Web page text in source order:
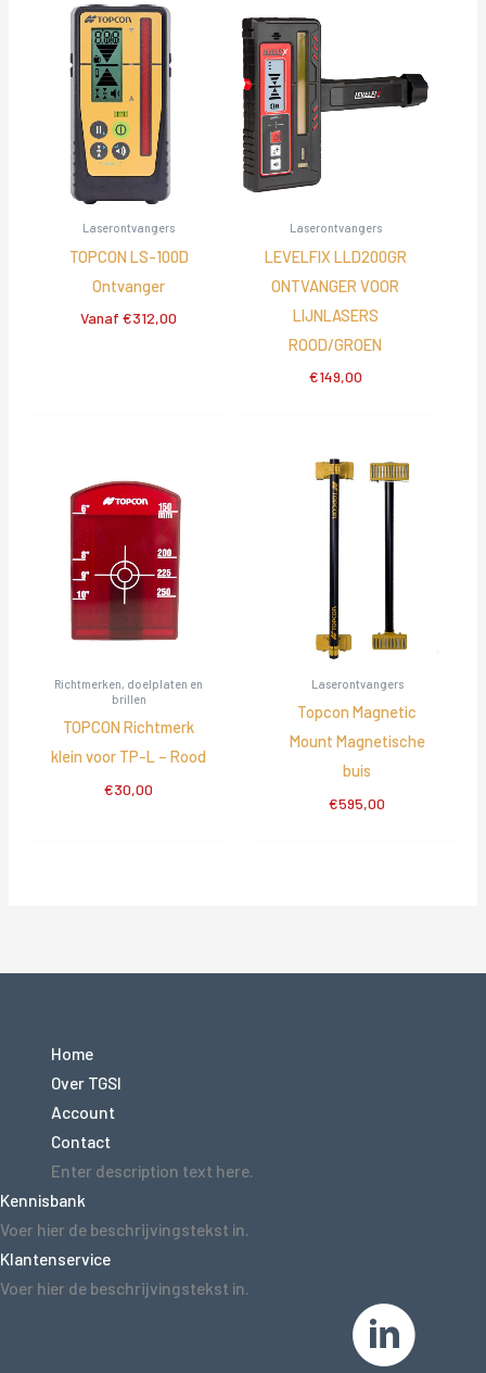
Laserontvangers
TOPCON LS-100D
Ontvanger
Vanaf €312,00
Laserontvangers
LEVELFIX LLD200GR
ONTVANGER VOOR
LIJNLASERS
ROOD/GROEN
€149,00
Richtmerken, doelplaten en
brillen
TOPCON Richtmerk
klein voor TP-L – Rood
€30,00
Laserontvangers
Topcon Magnetic
Mount Magnetische
buis
€595,00
Home
Over TGSI
Account
Contact
Enter description text here.
Kennisbank
Voer hier de beschrijvingstekst in.
Klantenservice
Voer hier de beschrijvingstekst in.